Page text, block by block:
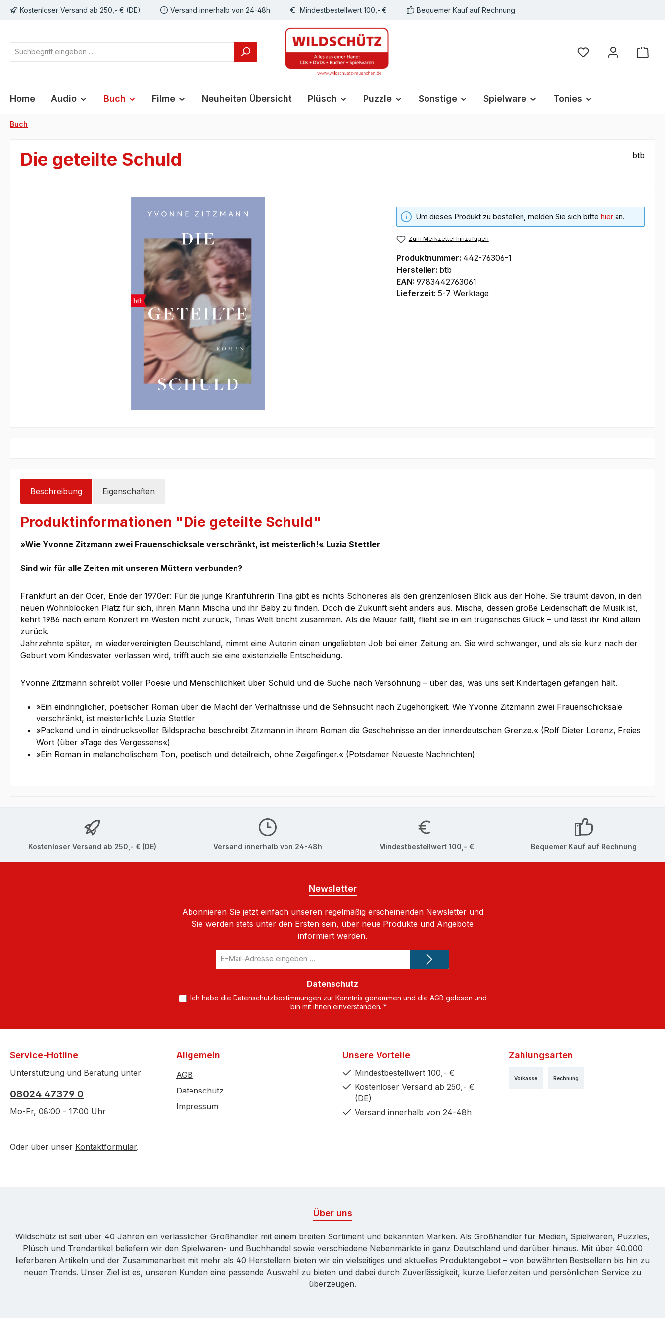
Zur Hauptnavigation springen
Kostenloser Versand ab 250,- € (DE) Versand innerhalb von 24-48h Mindestbestellwert 100,- € Bequemer Kauf auf Rechnung
Du hast 0 Produkte
Home Audio Buch Filme Neuheiten Übersicht Plüsch Puzzle Sonstige Spielware Tonies
Buch
Die geteilte Schuld btb
Um dieses Produkt zu bestellen, melden Sie sich bitte hieran.
Zum Merkzettel hinzufügen
Produktnummer: 442-76306-1
Hersteller: btb
EAN: 9783442763061
Lieferzeit: 5-7 Werktage
Beschreibung Eigenschaften
Produktinformationen "Die geteilte Schuld"
»Wie Yvonne Zitzmann zwei Frauenschicksale verschränkt, ist meisterlich!« Luzia Stettler
Sind wir für alle Zeiten mit unseren Müttern verbunden?
Frankfurt an der Oder, Ende der 1970er: Für die junge Kranführerin Tina gibt es nichts Schöneres als den grenzenlosen Blick aus der Höhe. Sie träumt davon, in den
neuen Wohnblöcken Platz für sich, ihren Mann Mischa und ihr Baby zu finden. Doch die Zukunft sieht anders aus. Mischa, dessen große Leidenschaft die Musik ist,
kehrt 1986 nach einem Konzert im Westen nicht zurück, Tinas Welt bricht zusammen. Als die Mauer fällt, flieht sie in ein trügerisches Glück – und lässt ihr Kind allein
zurück.
Jahrzehnte später, im wiedervereinigten Deutschland, nimmt eine Autorin einen ungeliebten Job bei einer Zeitung an. Sie wird schwanger, und als sie kurz nach der
Geburt vom Kindesvater verlassen wird, trifft auch sie eine existenzielle Entscheidung.
Yvonne Zitzmann schreibt voller Poesie und Menschlichkeit über Schuld und die Suche nach Versöhnung – über das, was uns seit Kindertagen gefangen hält.
»Ein eindringlicher, poetischer Roman über die Macht der Verhältnisse und die Sehnsucht nach Zugehörigkeit. Wie Yvonne Zitzmann zwei Frauenschicksale
verschränkt, ist meisterlich!« Luzia Stettler
»Packend und in eindrucksvoller Bildsprache beschreibt Zitzmann in ihrem Roman die Geschehnisse an der innerdeutschen Grenze.« (Rolf Dieter Lorenz, Freies
Wort (über »Tage des Vergessens«)
»Ein Roman in melancholischem Ton, poetisch und detailreich, ohne Zeigefinger.« (Potsdamer Neueste Nachrichten)
Kostenloser Versand ab 250,- € (DE) Versand innerhalb von 24-48h Mindestbestellwert 100,- € Bequemer Kauf auf Rechnung
Newsletter
Abonnieren Sie jetzt einfach unseren regelmäßig erscheinenden Newsletter und
Sie werden stets unter den Ersten sein, über neue Produkte und Angebote
informiert werden.
Mail-
Adresse
Datenschutz
Ich habe die Datenschutzbestimmungen zur Kenntnis genommen und die AGB gelesen und
bin mit ihnen einverstanden. *
Service-Hotline
Unterstützung und Beratung unter:
08024 47379 0
Mo-Fr, 08:00 - 17:00 Uhr
Oder über unser Kontaktformular.
Allgemein
AGB
Datenschutz
Impressum
Unsere Vorteile
Mindestbestellwert 100,- €
Kostenloser Versand ab 250,- €
(DE)
Versand innerhalb von 24-48h
Zahlungsarten
Rechnung
Vorkasse
Über uns
Wildschütz ist seit über 40 Jahren ein verlässlicher Großhändler mit einem breiten Sortiment und bekannten Marken. Als Großhändler für Medien, Spielwaren, Puzzles,
Plüsch und Trendartikel beliefern wir den Spielwaren- und Buchhandel sowie verschiedene Nebenmärkte in ganz Deutschland und darüber hinaus. Mit über 40.000
lieferbaren Artikeln und der Zusammenarbeit mit mehr als 40 Herstellern bieten wir ein vielseitiges und aktuelles Produktangebot – von bewährten Bestsellern bis hin zu
neuen Trends. Unser Ziel ist es, unseren Kunden eine passende Auswahl zu bieten und dabei durch Zuverlässigkeit, kurze Lieferzeiten und persönlichen Service zu
überzeugen.